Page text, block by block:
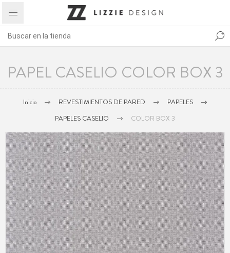
PAPEL CASELIO COLOR BOX 3
Inicio REVESTIMIENTOS DE PARED
PAPELES
PAPELES CASELIO
COLOR BOX 3